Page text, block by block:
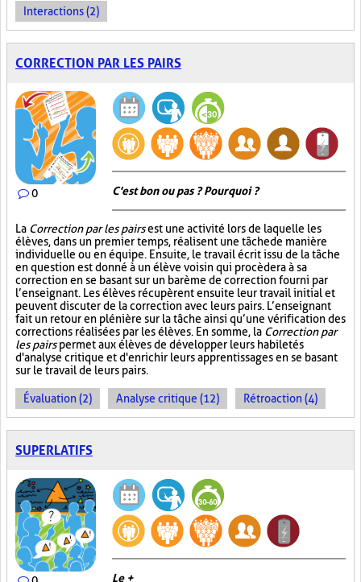
Interactions (2)
CORRECTION PAR LES PAIRS
0 C'est bon ou pas ? Pourquoi ?
La Correction par les pairsest une activité lors de laquelle les
élèves, dans un premier temps, réalisent une tâche de manière
individuelle ou en équipe. Ensuite, le travail écrit issu de la tâche
en question est donné à un élève voisin qui procèdera à sa
correction en se basant sur un barème de correction fourni par
l’enseignant. Les élèves récupèrent ensuite leur travail initial et
peuvent discuter de la correction avec leurs pairs. L’enseignant
fait un retour en plénière sur la tâche ainsi qu’une vérification des
corrections réalisées par les élèves. En somme, la Correction par
les pairspermet aux élèves de développer leurs habiletés
d'analyse critique et d'enrichir leurs apprentissages en se basant
sur le travail de leurs pairs.
Évaluation (2) Analyse critique (12) Rétroaction (4)
SUPERLATIFS
Le +